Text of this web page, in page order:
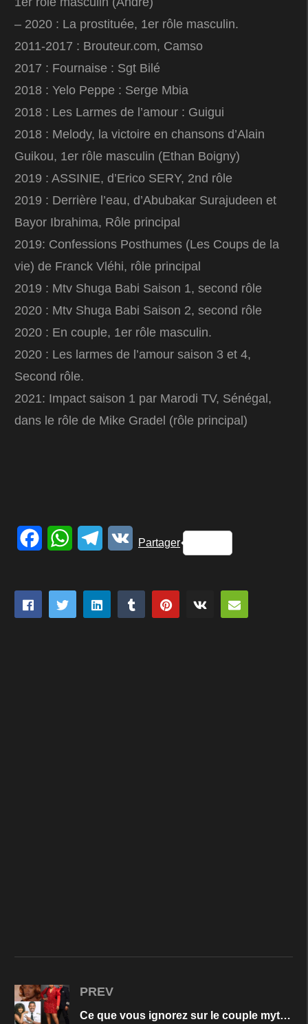
– 2020 : La prostituée, 1er rôle masculin.
2011-2017 : Brouteur.com, Camso
2017 : Fournaise : Sgt Bilé
2018 : Yelo Peppe : Serge Mbia
2018 : Les Larmes de l’amour : Guigui
2018 : Melody, la victoire en chansons d’Alain
Guikou, 1er rôle masculin (Ethan Boigny)
2019 : ASSINIE, d’Erico SERY, 2nd rôle
2019 : Derrière l’eau, d’Abubakar Surajudeen et
Bayor Ibrahima, Rôle principal
2019: Confessions Posthumes (Les Coups de la
vie) de Franck Vléhi, rôle principal
2019 : Mtv Shuga Babi Saison 1, second rôle
2020 : Mtv Shuga Babi Saison 2, second rôle
2020 : En couple, 1er rôle masculin.
2020 : Les larmes de l’amour saison 3 et 4,
Second rôle.
2021: Impact saison 1 par Marodi TV, Sénégal,
dans le rôle de Mike Gradel (rôle principal)
FacebookWhatsAppTelegram
VK
Partager
PREV
Ce que vous ignorez sur le couple mythique Omotola et Matthew Ekeinde